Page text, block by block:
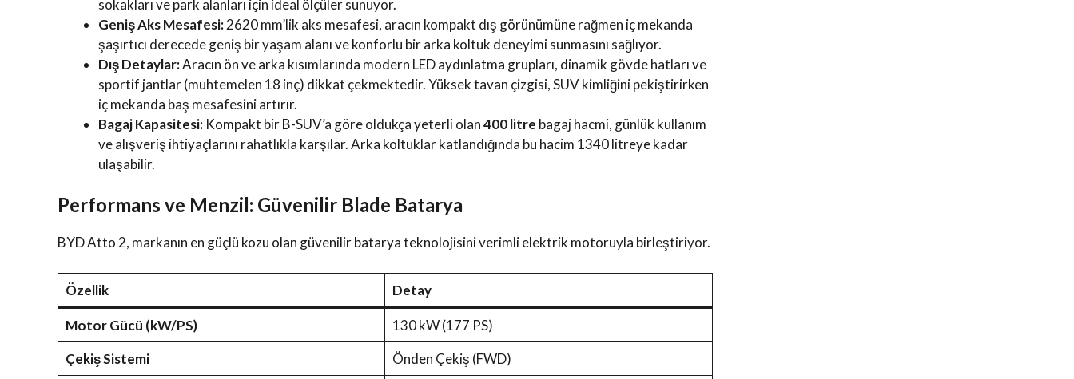
sokakları ve park alanları için ideal ölçüler sunuyor.
Geniş Aks Mesafesi:2620 mm’lik aks mesafesi, aracın kompakt dış görünümüne rağmen iç mekanda
şaşırtıcı derecede geniş bir yaşam alanı ve konforlu bir arka koltuk deneyimi sunmasını sağlıyor.
Dış Detaylar:Aracın ön ve arka kısımlarında modern LED aydınlatma grupları, dinamik gövde hatları ve
sportif jantlar (muhtemelen 18 inç) dikkat çekmektedir. Yüksek tavan çizgisi, SUV kimliğini pekiştirirken
iç mekanda baş mesafesini artırır.
Bagaj Kapasitesi: Kompakt bir B-SUV’a göre oldukça yeterli olan400 litre bagaj hacmi, günlük kullanım
ve alışveriş ihtiyaçlarını rahatlıkla karşılar. Arka koltuklar katlandığında bu hacim 1340 litreye kadar
ulaşabilir.
Performans ve Menzil: Güvenilir Blade Batarya
BYD Atto 2, markanın en güçlü kozu olan güvenilir batarya teknolojisini verimli elektrik motoruyla birleştiriyor.
Özellik Detay
Motor Gücü (kW/PS)
130 kW (177 PS)
Çekiş Sistemi
Önden Çekiş (FWD)